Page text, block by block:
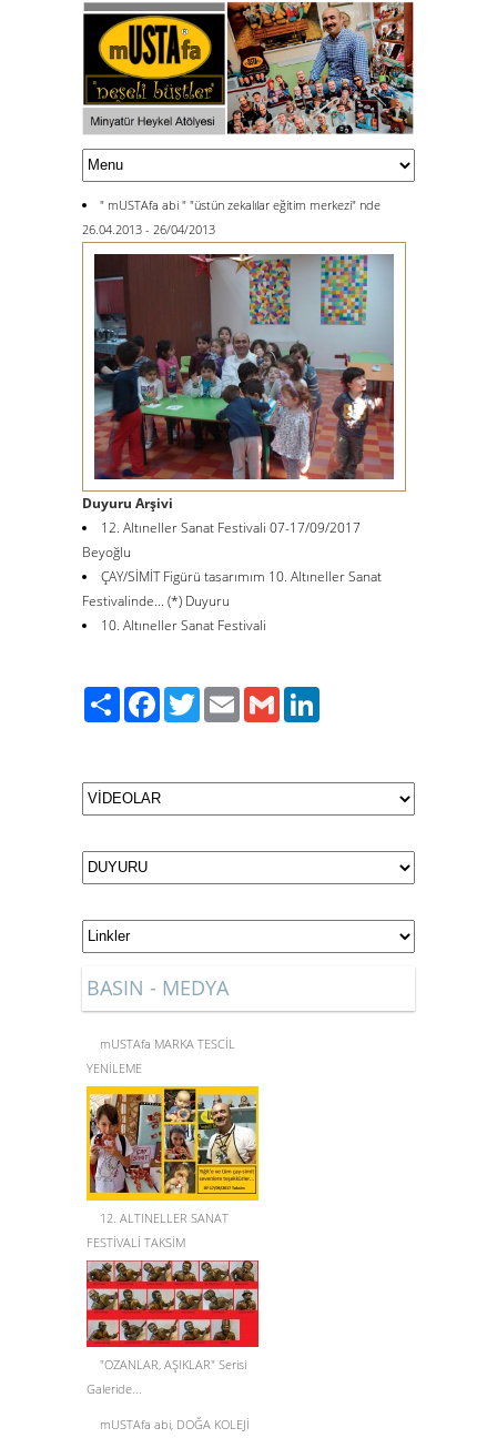
" mUSTAfa abi " "üstün zekalılar eğitim merkezi" nde
26.04.2013 - 26/04/2013
Duyuru Arşivi
12. Altıneller Sanat Festivali 07-17/09/2017
Beyoğlu
ÇAY/SİMİT Figürü tasarımım 10. Altıneller Sanat
Festivalinde... (*) Duyuru
10. Altıneller Sanat Festivali
PaylaşFacebook
TwitterEmailGmail
BASIN - MEDYA
mUSTAfa MARKA TESCİL
YENİLEME
12. ALTINELLER SANAT
FESTİVALİ TAKSİM
"OZANLAR, AŞIKLAR" Serisi
Galeride...
mUSTAfa abi, DOĞA KOLEJİ